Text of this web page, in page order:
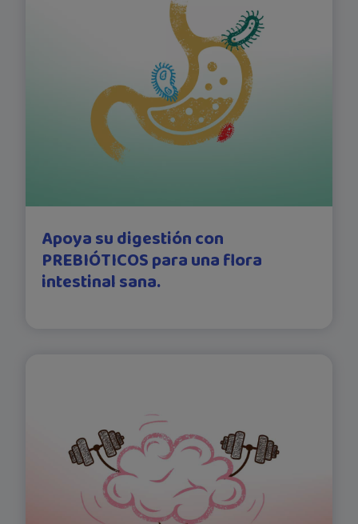
Apoya su digestión con
PREBIÓTICOS para una flora
intestinal sana.